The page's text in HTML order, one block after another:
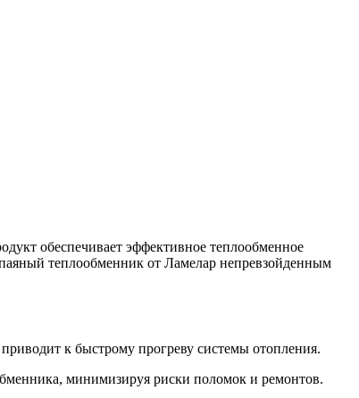
обеспечивает эффективное теплообменное
теплообменник от Ламелар непревзойденным
к быстрому прогреву системы отопления.
минимизируя риски поломок и ремонтов.